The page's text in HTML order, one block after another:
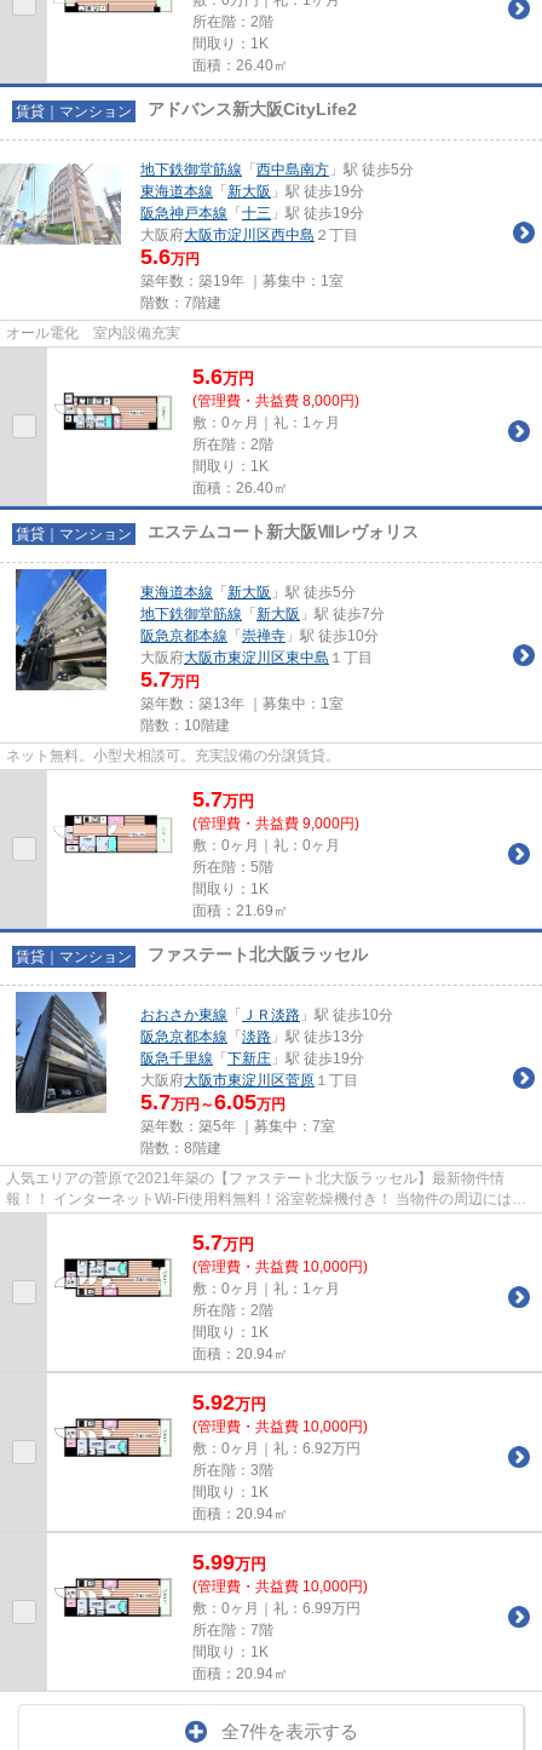
所在階：2階
間取り：1K
面積：26.40㎡
賃貸｜マンション アドバンス新大阪CityLife2
地下鉄御堂筋線 「 西中島南方 」駅 徒歩5分
東海道本線 「 新大阪 」駅 徒歩19分
阪急神戸本線 「 十三 」駅 徒歩19分
大阪府大阪市淀川区西中島 ２丁目
5.6万円
築年数：築19年 ｜募集中： 1室
階数：7階建
オール電化 室内設備充実
5.6万円
(管理費・共益費 8,000円)
敷：0ヶ月｜礼：1ヶ月
所在階：2階
間取り：1K
面積：26.40㎡
賃貸｜マンション エステムコート新大阪Ⅷレヴォリス
東海道本線 「 新大阪 」駅 徒歩5分
地下鉄御堂筋線 「 新大阪 」駅 徒歩7分
阪急京都本線 「 崇禅寺 」駅 徒歩10分
大阪府大阪市東淀川区東中島 １丁目
5.7万円
築年数：築13年 ｜募集中： 1室
階数：10階建
ネット無料。小型犬相談可。充実設備の分譲賃貸。
5.7万円
(管理費・共益費 9,000円)
敷：0ヶ月｜礼：0ヶ月
所在階：5階
間取り：1K
面積：21.69㎡
賃貸｜マンション ファステート北大阪ラッセル
おおさか東線 「 ＪＲ淡路 」駅 徒歩10分
阪急京都本線 「 淡路 」駅 徒歩13分
阪急千里線 「 下新庄 」駅 徒歩19分
大阪府大阪市東淀川区菅原 １丁目
5.7万円～6.05万円
築年数：築5年 ｜募集中： 7室
階数：8階建
人気エリアの菅原で2021年築の【ファステート北大阪ラッセル】最新物件情
報！！ インターネットWi-Fi使用料無料！浴室乾燥機付き！ 当物件の周辺にはス
5.7万円
(管理費・共益費 10,000円)
敷：0ヶ月｜礼：1ヶ月
所在階：2階
間取り：1K
面積：20.94㎡
5.92万円
(管理費・共益費 10,000円)
敷：0ヶ月｜礼：6.92万円
所在階：3階
間取り：1K
面積：20.94㎡
5.99万円
(管理費・共益費 10,000円)
敷：0ヶ月｜礼：6.99万円
所在階：7階
間取り：1K
面積：20.94㎡
全7件を表示する